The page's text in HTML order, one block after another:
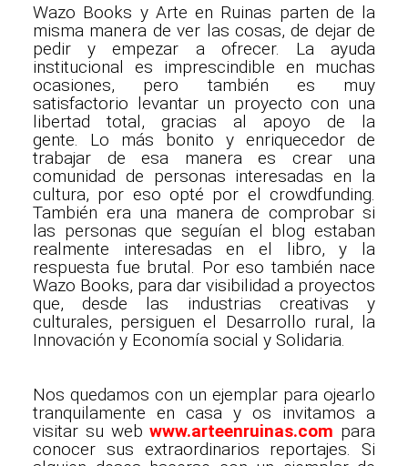
Wazo Books y Arte en Ruinas parten de la
misma manera de ver las cosas, de dejar de
pedir y empezar a ofrecer. La ayuda
institucional es imprescindible en muchas
ocasiones, pero también es muy
satisfactorio levantar un proyecto con una
libertad total, gracias al apoyo de la
gente. Lo más bonito y enriquecedor de
trabajar de esa manera es crear una
comunidad de personas interesadas en la
cultura, por eso opté por el crowdfunding.
También era una manera de comprobar si
las personas que seguían el blog estaban
realmente interesadas en el libro, y la
respuesta fue brutal. Por eso también nace
Wazo Books, para dar visibilidad a proyectos
que, desde las industrias creativas y
culturales, persiguen el Desarrollo rural, la
Innovación y Economía social y Solidaria.
Nos quedamos con un ejemplar para ojearlo
tranquilamente en casa y os invitamos a
visitar su webwww.arteenruinas.com para
conocer sus extraordinarios reportajes. Si